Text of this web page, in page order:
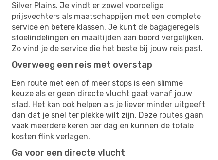
Silver Plains. Je vindt er zowel voordelige
prijsvechters als maatschappijen met een complete
service en betere klassen. Je kunt de bagageregels,
stoelindelingen en maaltijden aan boord vergelijken.
Zo vind je de service die het beste bij jouw reis past.
Overweeg een reis met overstap
Een route met een of meer stops is een slimme
keuze als er geen directe vlucht gaat vanaf jouw
stad. Het kan ook helpen als je liever minder uitgeeft
dan dat je snel ter plekke wilt zijn. Deze routes gaan
vaak meerdere keren per dag en kunnen de totale
kosten flink verlagen.
Ga voor een directe vlucht